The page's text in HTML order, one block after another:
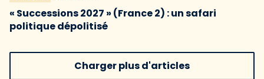
« Successions 2027 » (France 2) : un safari
politique dépolitisé
Charger plus d'articles